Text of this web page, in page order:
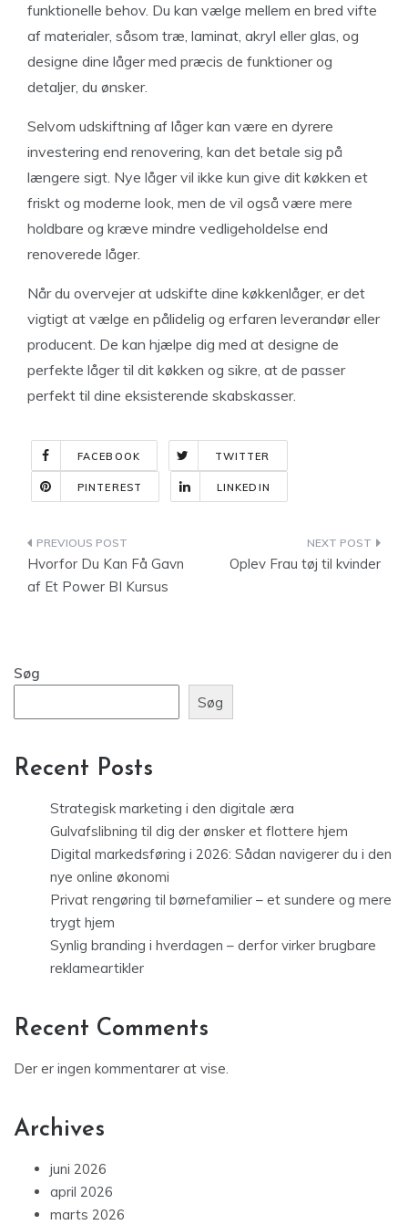
funktionelle behov. Du kan vælge mellem en bred vifte
af materialer, såsom træ, laminat, akryl eller glas, og
designe dine låger med præcis de funktioner og
detaljer, du ønsker.
Selvom udskiftning af låger kan være en dyrere
investering end renovering, kan det betale sig på
længere sigt. Nye låger vil ikke kun give dit køkken et
friskt og moderne look, men de vil også være mere
holdbare og kræve mindre vedligeholdelse end
renoverede låger.
Når du overvejer at udskifte dine køkkenlåger, er det
vigtigt at vælge en pålidelig og erfaren leverandør eller
producent. De kan hjælpe dig med at designe de
perfekte låger til dit køkken og sikre, at de passer
perfekt til dine eksisterende skabskasser.
FACEBOOK TWITTER
PINTEREST LINKEDIN
Indlægsnavigation
Hvorfor Du Kan Få Gavn
af Et Power BI Kursus
Oplev Frau tøj til kvinder
Søg
Søg
Recent Posts
Strategisk marketing i den digitale æra
Gulvafslibning til dig der ønsker et flottere hjem
Digital markedsføring i 2026: Sådan navigerer du i den
nye online økonomi
Privat rengøring til børnefamilier – et sundere og mere
trygt hjem
Synlig branding i hverdagen – derfor virker brugbare
reklameartikler
Recent Comments
Der er ingen kommentarer at vise.
Archives
juni 2026
april 2026
marts 2026